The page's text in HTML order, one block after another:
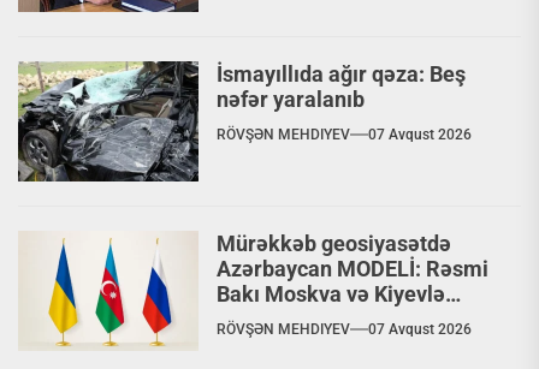
İsmayıllıda ağır qəza: Beş
nəfər yaralanıb
RÖVŞƏN MEHDIYEV 07 Avqust 2026
Mürəkkəb geosiyasətdə
Azərbaycan MODELİ: Rəsmi
Bakı Moskva və Kiyevlə
paralel dialoq aparır
RÖVŞƏN MEHDIYEV 07 Avqust 2026